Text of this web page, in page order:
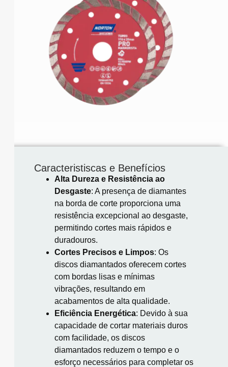
Caracteristiscas e Benefícios
Alta Dureza e Resistência ao
Desgaste:A presença de diamantes
na borda de corte proporciona uma
resistência excepcional ao desgaste,
permitindo cortes mais rápidos e
duradouros.
Cortes Precisos e Limpos:Os
discos diamantados oferecem cortes
com bordas lisas e mínimas
vibrações, resultando em
acabamentos de alta qualidade.
Eficiência Energética: Devido à sua
capacidade de cortar materiais duros
com facilidade, os discos
diamantados reduzem o tempo e o
esforço necessários para completar os